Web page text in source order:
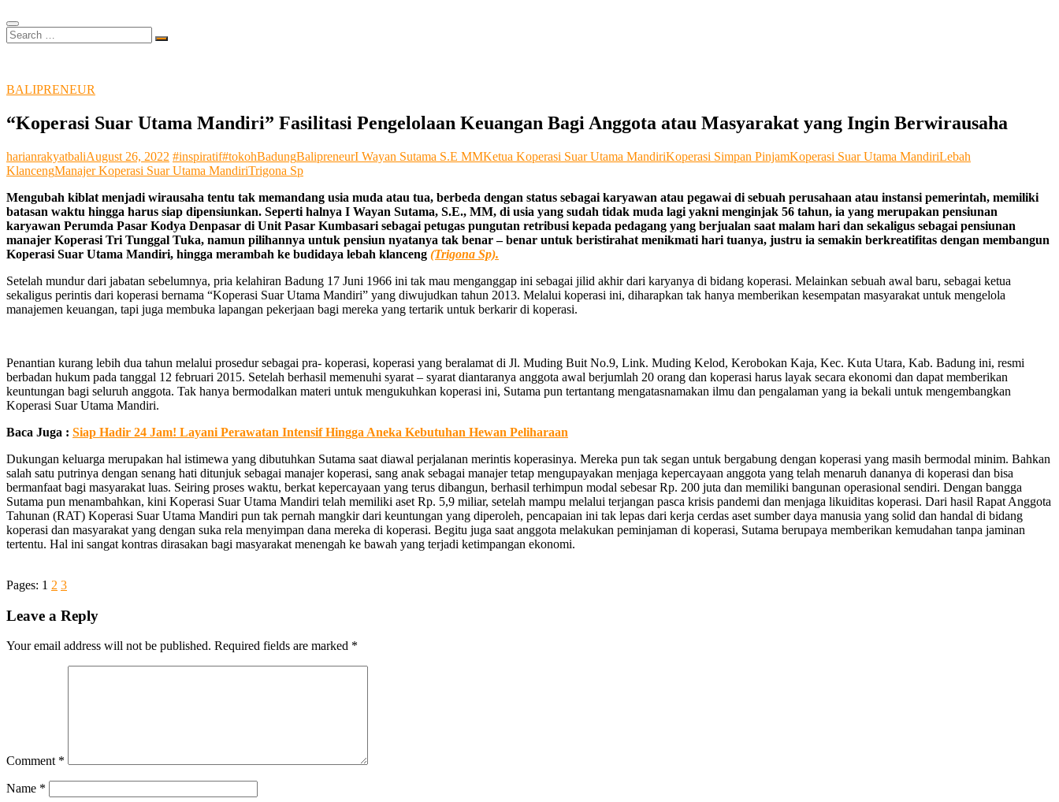
Search
…
BALIPRENEUR
“Koperasi Suar Utama Mandiri” Fasilitasi Pengelolaan Keuangan Bagi Anggota atau Masyarakat yang Ingin Berwirausaha
harianrakyatbaliAugust 26, 2022 #inspiratif#tokohBadungBalipreneurI Wayan Sutama S.E MMKetua Koperasi Suar Utama MandiriKoperasi Simpan PinjamKoperasi Suar Utama MandiriLebah
KlancengManajer Koperasi Suar Utama MandiriTrigona Sp
Mengubah kiblat menjadi wirausaha tentu tak memandang usia muda atau tua, berbeda dengan status sebagai karyawan atau pegawai di sebuah perusahaan atau instansi pemerintah, memiliki
batasan waktu hingga harus siap dipensiunkan. Seperti halnya I Wayan Sutama, S.E., MM, di usia yang sudah tidak muda lagi yakni menginjak 56 tahun, ia yang merupakan pensiunan
karyawan Perumda Pasar Kodya Denpasar di Unit Pasar Kumbasari sebagai petugas pungutan retribusi kepada pedagang yang berjualan saat malam hari dan sekaligus sebagai pensiunan
manajer Koperasi Tri Tunggal Tuka, namun pilihannya untuk pensiun nyatanya tak benar – benar untuk beristirahat menikmati hari tuanya, justru ia semakin berkreatifitas dengan membangun
Koperasi Suar Utama Mandiri, hingga merambah ke budidaya lebah klanceng (Trigona Sp).
Setelah mundur dari jabatan sebelumnya, pria kelahiran Badung 17 Juni 1966 ini tak mau menganggap ini sebagai jilid akhir dari karyanya di bidang koperasi. Melainkan sebuah awal baru, sebagai ketua
sekaligus perintis dari koperasi bernama “Koperasi Suar Utama Mandiri” yang diwujudkan tahun 2013. Melalui koperasi ini, diharapkan tak hanya memberikan kesempatan masyarakat untuk mengelola
manajemen keuangan, tapi juga membuka lapangan pekerjaan bagi mereka yang tertarik untuk berkarir di koperasi.
Penantian kurang lebih dua tahun melalui prosedur sebagai pra- koperasi, koperasi yang beralamat di Jl. Muding Buit No.9, Link. Muding Kelod, Kerobokan Kaja, Kec. Kuta Utara, Kab. Badung ini, resmi
berbadan hukum pada tanggal 12 februari 2015. Setelah berhasil memenuhi syarat – syarat diantaranya anggota awal berjumlah 20 orang dan koperasi harus layak secara ekonomi dan dapat memberikan
keuntungan bagi seluruh anggota. Tak hanya bermodalkan materi untuk mengukuhkan koperasi ini, Sutama pun tertantang mengatasnamakan ilmu dan pengalaman yang ia bekali untuk mengembangkan
Koperasi Suar Utama Mandiri.
Baca Juga : Siap Hadir 24 Jam! Layani Perawatan Intensif Hingga Aneka Kebutuhan Hewan Peliharaan
Dukungan keluarga merupakan hal istimewa yang dibutuhkan Sutama saat diawal perjalanan merintis koperasinya. Mereka pun tak segan untuk bergabung dengan koperasi yang masih bermodal minim. Bahkan
salah satu putrinya dengan senang hati ditunjuk sebagai manajer koperasi, sang anak sebagai manajer tetap mengupayakan menjaga kepercayaan anggota yang telah menaruh dananya di koperasi dan bisa
bermanfaat bagi masyarakat luas. Seiring proses waktu, berkat kepercayaan yang terus dibangun, berhasil terhimpun modal sebesar Rp. 200 juta dan memiliki bangunan operasional sendiri. Dengan bangga
Sutama pun menambahkan, kini Koperasi Suar Utama Mandiri telah memiliki aset Rp. 5,9 miliar, setelah mampu melalui terjangan pasca krisis pandemi dan menjaga likuiditas koperasi. Dari hasil Rapat Anggota
Tahunan (RAT) Koperasi Suar Utama Mandiri pun tak pernah mangkir dari keuntungan yang diperoleh, pencapaian ini tak lepas dari kerja cerdas aset sumber daya manusia yang solid dan handal di bidang
koperasi dan masyarakat yang dengan suka rela menyimpan dana mereka di koperasi. Begitu juga saat anggota melakukan peminjaman di koperasi, Sutama berupaya memberikan kemudahan tanpa jaminan
tertentu. Hal ini sangat kontras dirasakan bagi masyarakat menengah ke bawah yang terjadi ketimpangan ekonomi.
Pages: 1 2 3
Leave a Reply
Your email address will not be published. Required fields are marked *
Comment *
Name *